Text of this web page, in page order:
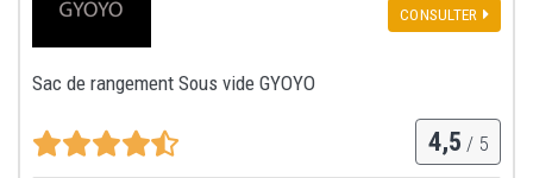
CONSULTER
Sac de rangement Sous vide GYOYO
4,5 / 5